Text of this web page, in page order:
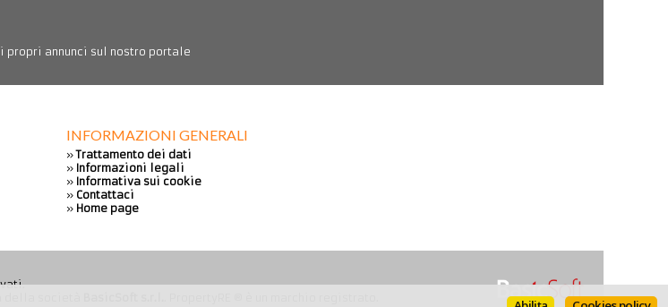
annunci sul nostro portale
INFORMAZIONI GENERALI
»Trattamento dei dati
» Informazioni legali
» Informativa sui cookie
» Contattaci
» Home page